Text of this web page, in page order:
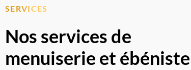
SERVICES
Nos services de
menuiserie et